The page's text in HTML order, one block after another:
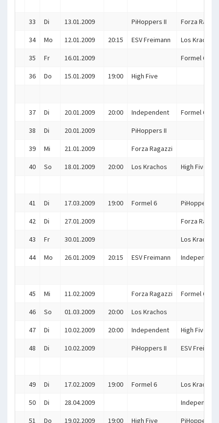
33 Di 13.01.2009 PiHoppers II Forza
34 Mo 12.01.2009 20:15 ESV Freimann Los Krachos
35 Fr 16.01.2009 Formel 6
36 Do 15.01.2009 19:00 High Five
37 Di 20.01.2009 20:00 Independent Formel 6
38 Di 20.01.2009 PiHoppers II
39 Mi 21.01.2009 Forza Ragazzi
40 So 18.01.2009 20:00 Los Krachos High Five
41 Di 17.03.2009 19:00 Formel 6 PiHoppers II
42 Di 27.01.2009 Forza
43 Fr 30.01.2009 Los Krachos
44 Mo 26.01.2009 20:15 ESV Freimann Independent
45 Mi 11.02.2009 Forza Ragazzi Formel 6
46 So 01.03.2009 20:00 Los Krachos
47 Di 10.02.2009 20:00 Independent High Five
48 Di 10.02.2009 PiHoppers II ESV
49 Di 17.02.2009 19:00 Formel 6 Los Krachos
50 Di 28.04.2009 Independent
51 Do 19.02.2009 19:00 High Five PiHoppers II